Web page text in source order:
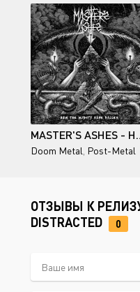
MASTER'S
Doom Metal Post-Metal
ОТЗЫВЫ К РЕЛИЗУ
DISTRACTED
0